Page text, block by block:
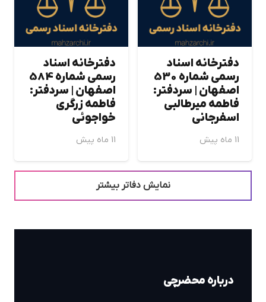
دفترخانه اسناد
رسمی شماره 530
اصفهان | سردفتر:
فاطمه ميرطالبي
اسفرجاني
11 ماه پیش
دفترخانه اسناد
رسمی شماره 584
اصفهان | سردفتر:
فاطمه زرگري
خواجوئي
11 ماه پیش
نمایش دفاتر بیشتر
درباره محضرچی